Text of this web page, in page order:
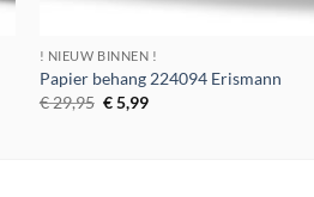
! NIEUW BINNEN !
Papier behang 224094 Erismann
€29,95 Oorspronkelijke
prijs
€5,99Huidige